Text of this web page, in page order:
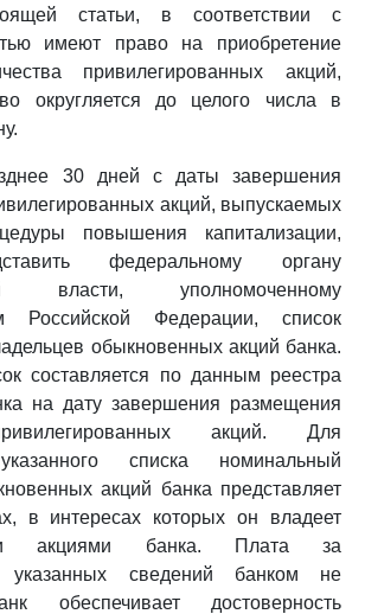
статьи, в соответствии с
имеют право на приобретение
привилегированных акций,
округляется до целого числа в
30 дней с даты завершения
акций, выпускаемых
повышения капитализации,
федеральному органу
власти, уполномоченному
Российской Федерации, список
обыкновенных акций банка.
составляется по данным реестра
на дату завершения размещения
акций. Для
списка номинальный
акций банка представляет
в интересах которых он владеет
акциями банка. Плата за
указанных сведений банком не
обеспечивает достоверность